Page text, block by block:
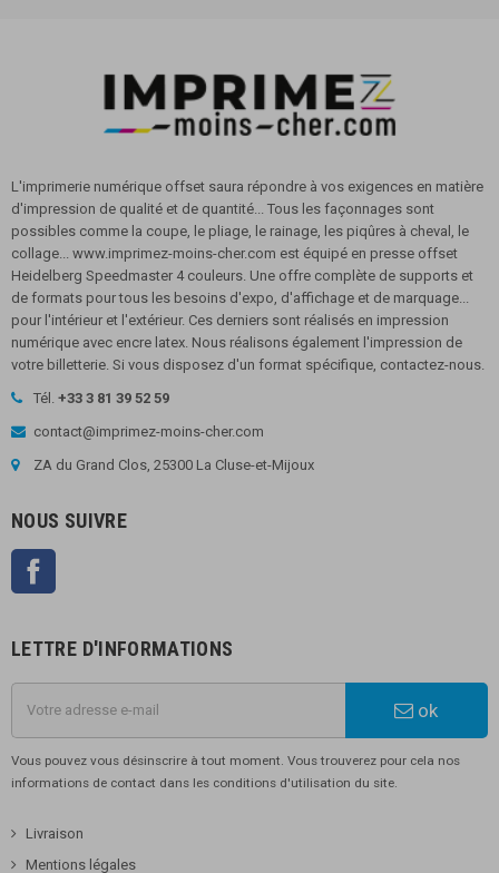
L'imprimerie numérique offset saura répondre à vos exigences en matière
d'impression de qualité et de quantité... Tous les façonnages sont
possibles comme la coupe, le pliage, le rainage, les piqûres à cheval, le
collage... www.imprimez-moins-cher.com est équipé en presse offset
Heidelberg Speedmaster 4 couleurs. Une offre complète de supports et
de formats pour tous les besoins d'expo, d'affichage et de marquage...
pour l'intérieur et l'extérieur. Ces derniers sont réalisés en impression
numérique avec encre latex. Nous réalisons également l'impression de
votre billetterie. Si vous disposez d'un format spécifique, contactez-nous.
Tél. +33 3 81 39 52 59
contact@imprimez-moins-cher.com
ZA du Grand Clos, 25300 La Cluse-et-Mijoux
NOUS SUIVRE
LETTRE D'INFORMATIONS
ok
Vous pouvez vous désinscrire à tout moment. Vous trouverez pour cela nos
informations de contact dans les conditions d'utilisation du site.
Livraison
Mentions légales